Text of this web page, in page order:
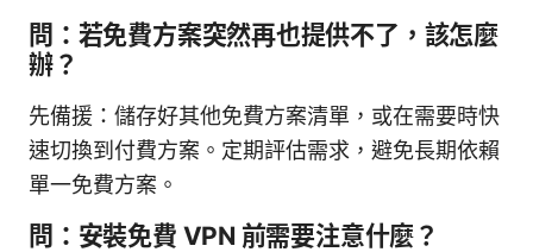
問：若免費方案突然再也提供不了，該怎麼
辦？
先備援：儲存好其他免費方案清單，或在需要時快
速切換到付費方案。定期評估需求，避免長期依賴
單一免費方案。
問：安裝免費 VPN 前需要注意什麼？